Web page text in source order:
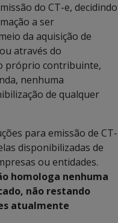
do CT-e, decidindo
a ser
da aquisição de
através do
próprio contribuinte,
nenhuma
de qualquer
para emissão de CT-
disponibilizadas de
ou entidades.
homologa nenhuma
não restando
atualmente